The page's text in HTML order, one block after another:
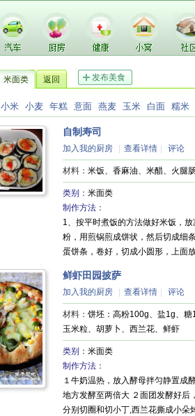
米面类 返回 发布美食
小米 小麦 年糕 意面 燕麦 玉米 白面 糯米
自制寿司
加入我的厨房 查看详情 评论
材料： 米饭、香麻油、米醋、火腿
类别： 米面类
制作方法：
1、按平时煮饭的方法做好米饭，
粉，用煎锅煎成饼状，然后切成细
蛋饼条，卷好，切成小圆形，上面
鲜虾田园披萨
加入我的厨房 查看详情 评论
材料： 饼坯：高粉100g、盐1g、糖
玉米粒、胡萝卜、西兰花、鲜虾
类别： 米面类
制作方法：
１牛奶温热，放入酵母拌匀静置成
地方发酵至两倍大 ２面团发酵好后
分别切圈和切小丁,西兰花撕成小朵